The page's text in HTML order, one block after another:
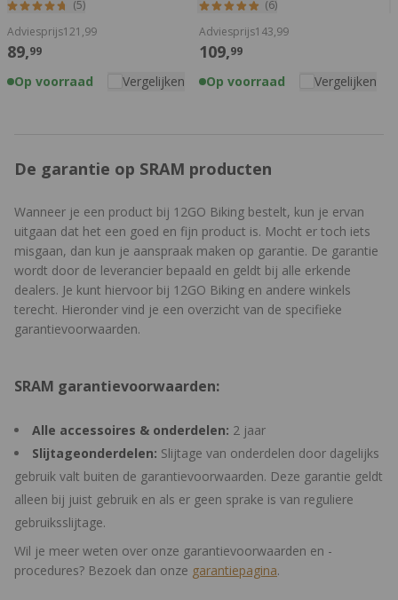
(5)
89,99
Adviesprijs121,99
Op voorraad Vergelijken
(6)
109,99
Adviesprijs143,99
Op voorraad Vergelijken
De garantie op SRAM producten
Wanneer je een product bij 12GO Biking bestelt, kun je ervan
uitgaan dat het een goed en fijn product is. Mocht er toch iets
misgaan, dan kun je aanspraak maken op garantie. De garantie
wordt door de leverancier bepaald en geldt bij alle erkende
dealers. Je kunt hiervoor bij 12GO Biking en andere winkels
terecht. Hieronder vind je een overzicht van de specifieke
garantievoorwaarden.
SRAM garantievoorwaarden:
Alle accessoires & onderdelen: 2 jaar
Slijtageonderdelen: Slijtage van onderdelen door dagelijks
gebruik valt buiten de garantievoorwaarden. Deze garantie geldt
alleen bij juist gebruik en als er geen sprake is van reguliere
gebruiksslijtage.
Wil je meer weten over onze garantievoorwaarden en -
procedures? Bezoek dan onze garantiepagina.